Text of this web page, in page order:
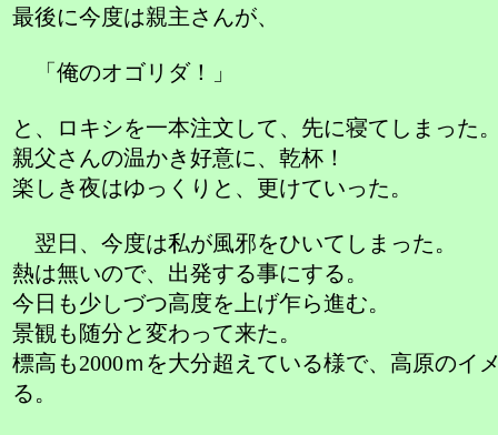
最後に今度は親主さんが、
「俺のオゴリダ！」
と、ロキシを一本注文して、先に寝てしまった
親父さんの温かき好意に、乾杯！
楽しき夜はゆっくりと、更けていった。
翌日、今度は私が風邪をひいてしまった。
熱は無いので、出発する事にする。
今日も少しづつ高度を上げ乍ら進む。
景観も随分と変わって来た。
標高も2000ｍを大分超えている様で、高原のイ
る。